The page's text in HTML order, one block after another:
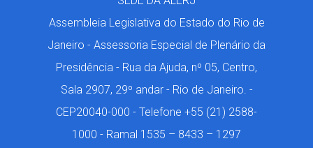
Assembleia Legislativa do Estado do Rio de
Janeiro - Assessoria Especial de Plenário da
Presidência - Rua da Ajuda, nº 05, Centro,
Sala 2907, 29º andar - Rio de Janeiro. -
CEP20040-000 - Telefone +55 (21) 2588-
1000 - Ramal 1535 – 8433 – 1297